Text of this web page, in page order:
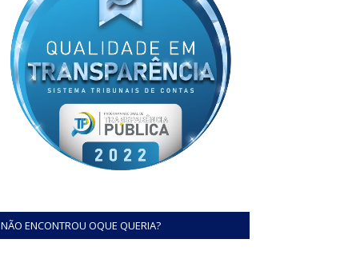
NÃO ENCONTROU OQUE QUERIA?